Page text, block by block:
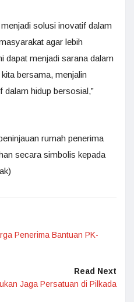
solusi inovatif dalam
agar lebih
dapat menjadi sarana dalam
bersama, menjalin
dalam hidup bersosial,”
rumah penerima
secara simbolis kepada
Penerima Bantuan PK-
Read Next
Jaga Persatuan di Pilkada